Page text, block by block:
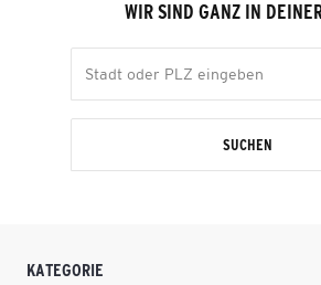
WIR SIND GANZ IN
SUCHEN
KATEGORIE